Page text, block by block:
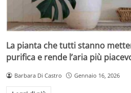
La pianta che tutti stanno
purifica e rende l’aria più
Barbara Di Castro Gennaio 16, 2026